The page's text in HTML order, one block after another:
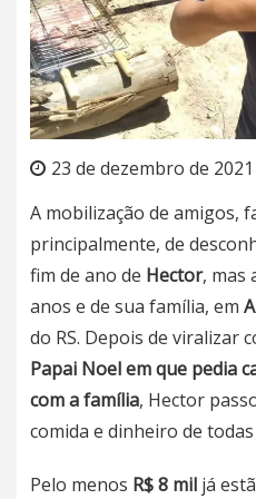
23 de dezembro de 2021
A mobilização de amigos,
principalmente, de
fim de ano de Hector, mas
anos e de sua família, em
do RS. Depois de viralizar
Papai Noel em que pedia
com a família, Hector
comida e dinheiro de
Pelo menos R$ 8 mil já